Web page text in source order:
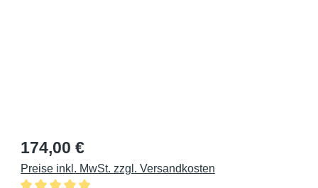
Regulärer Preis:
174,00 €
Preise inkl. MwSt. zzgl. Versandkosten